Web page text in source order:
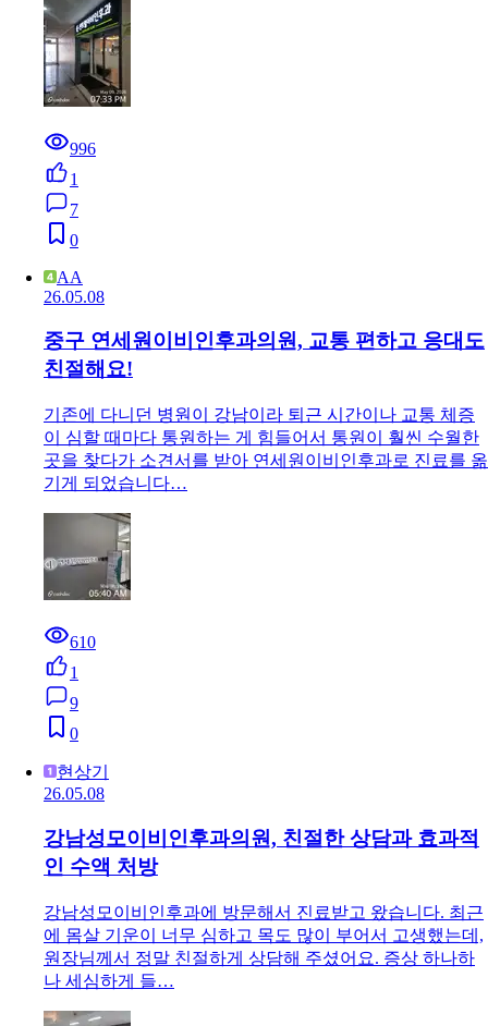
996
1
7
0
AA
26.05.08
중구 연세원이비인후과의원, 교통 편하고 응대도
친절해요!
기존에 다니던 병원이 강남이라 퇴근 시간이나 교통 체증
이 심할 때마다 통원하는 게 힘들어서 통원이 훨씬 수월한
곳을 찾다가 소견서를 받아 연세원이비인후과로 진료를 옮
기게 되었습니다…
610
1
9
0
현상기
26.05.08
강남성모이비인후과의원, 친절한 상담과 효과적
인 수액 처방
강남성모이비인후과에 방문해서 진료받고 왔습니다. 최근
에 몸살 기운이 너무 심하고 목도 많이 부어서 고생했는데,
원장님께서 정말 친절하게 상담해 주셨어요. 증상 하나하
나 세심하게 들…